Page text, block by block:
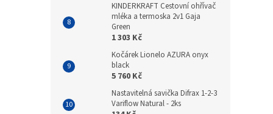
KINDERKRAFT Cestovní ohřívač
mléka a termoska 2v1 Gaja
Green
1 303 Kč
Kočárek Lionelo AZURA onyx
black
5 760 Kč
Nastavitelná savička Difrax 1-2-3
Variflow Natural - 2ks